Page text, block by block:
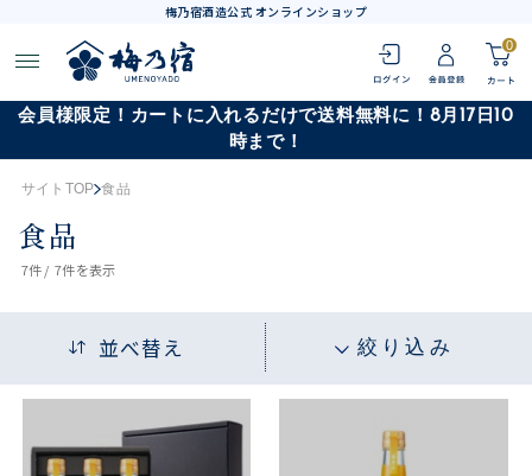
梅乃宿酒造公式 オンラインショップ
0
会員様限定！カートに入れるだけで送料無料に！8月17日10
時まで！
サイトTOP 食品
食品
7件 / 7件を表示
並べ替え 絞り込み